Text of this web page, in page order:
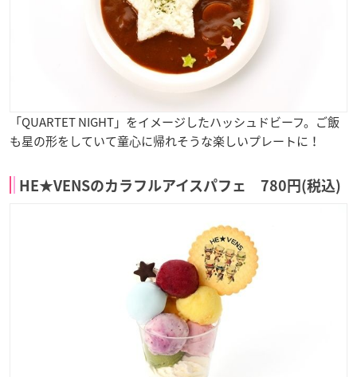
「QUARTET NIGHT」をイメージしたハッシュドビーフ。ご飯
も星の形をしていて童心に帰れそうな楽しいプレートに！
HE★VENSのカラフルアイスパフェ 780円(税込)